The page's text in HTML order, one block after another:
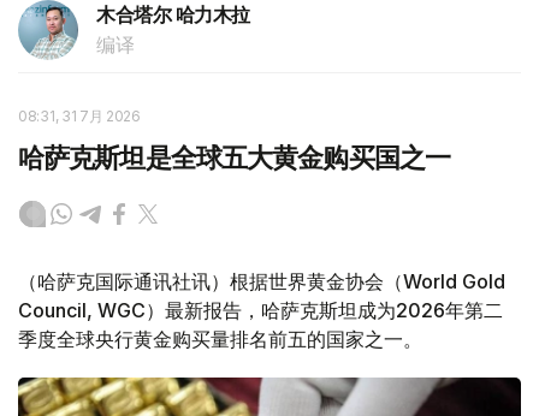
木合塔尔 哈力木拉
编译
08:31, 31 7月 2026
哈萨克斯坦是全球五大黄金购买国之一
（哈萨克国际通讯社讯）根据世界黄金协会（World Gold
Council, WGC）最新报告，哈萨克斯坦成为2026年第二
季度全球央行黄金购买量排名前五的国家之一。